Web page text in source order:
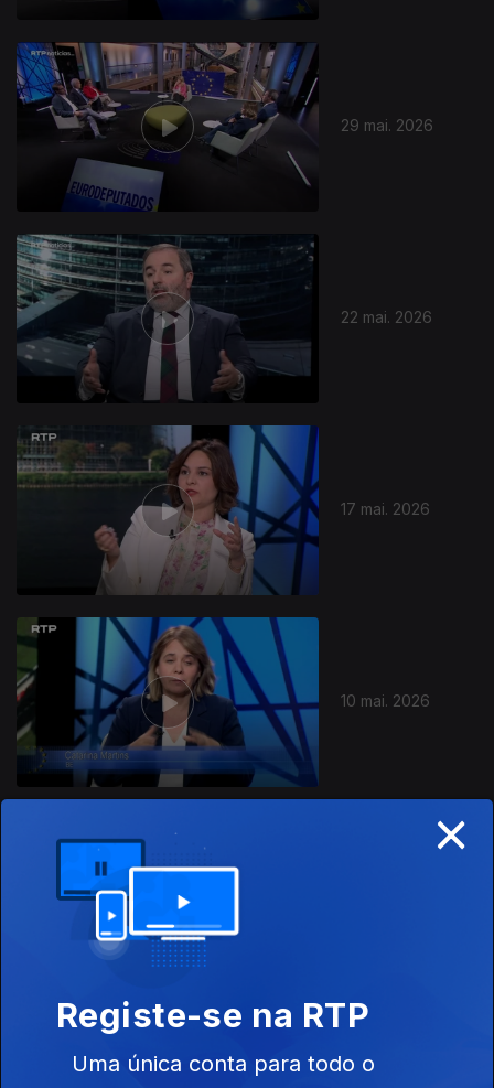
29 mai. 2026
22 mai. 2026
17 mai. 2026
929637
10 mai. 2026
×
Registe-se na RTP
Uma única conta para todo o